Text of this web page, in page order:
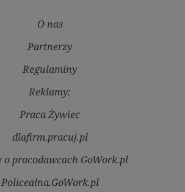
O nas
Partnerzy
Regulaminy
Reklamy:
Praca Żywiec
dlafirm.pracuj.pl
o pracodawcach GoWork.pl
Policealna.GoWork.pl